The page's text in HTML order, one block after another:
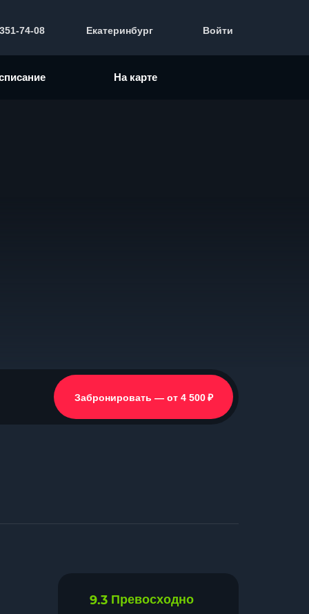
74-08 Екатеринбург Войти
На карте
Забронировать — от 4 500 ₽
9.3 Превосходно